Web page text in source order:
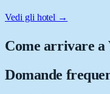
Vedi gli hotel →
Come arrivare a
Domande